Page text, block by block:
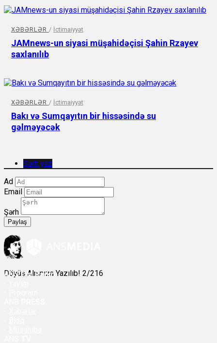
XƏBƏRLƏR / İctimaiyyət
JAMnews-un siyasi müşahidəçisi Şahin Rzayev
saxlanılıb
XƏBƏRLƏR / İctimaiyyət
Bakı və Sumqayıtın bir hissəsində su
gəlməyəcək
Şərh yaz
Ad
Email
Şərh
Paylaş
Döyüş Alnınıza Yazılıb! 2/216
ANSÇM Radio